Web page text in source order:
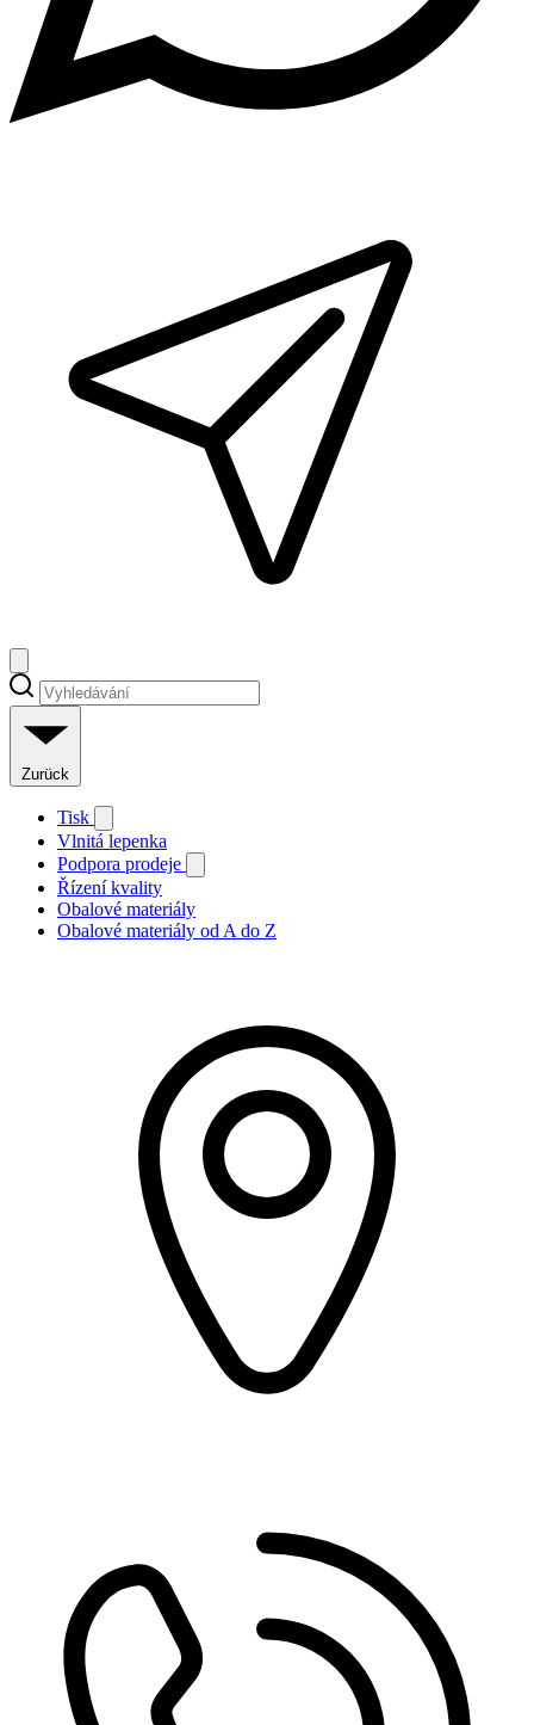
Zurück
Tisk
Vlnitá lepenka
Podpora prodeje
Řízení kvality
Obalové materiály
Obalové materiály od A do Z